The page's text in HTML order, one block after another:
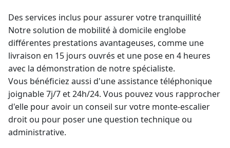
Des services inclus pour assurer votre tranquillité
Notre solution de mobilité à domicile englobe
différentes prestations avantageuses, comme une
livraison en 15 jours ouvrés et une pose en 4 heures
avec la démonstration de notre spécialiste.
Vous bénéficiez aussi d'une assistance téléphonique
joignable 7j/7 et 24h/24. Vous pouvez vous rapprocher
d'elle pour avoir un conseil sur votre monte-escalier
droit ou pour poser une question technique ou
administrative.